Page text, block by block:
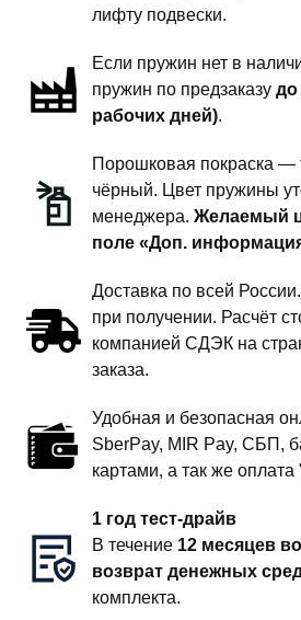
комфорт
лифту подвески.
Если пружин нет в
пружин по предзаказу до
рабочих дней).
Порошковая покраска —
чёрный. Цвет пружины
менеджера. Желаемый
поле «Доп.
Доставка по всей
при получении. Расчёт
компанией СДЭК на
заказа.
Удобная и безопасная
SberPay, MIR Pay, СБП,
картами, а так же
1 год тест-драйв
В течение 12 месяцев
возврат денежных
комплекта.